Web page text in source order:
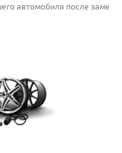
автомобиля после